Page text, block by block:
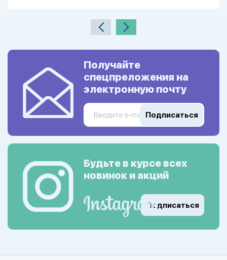
Получайте
спецпреложения на
электронную почту
Подписаться
Будьте в курсе всех
новинок и акций
Подписаться